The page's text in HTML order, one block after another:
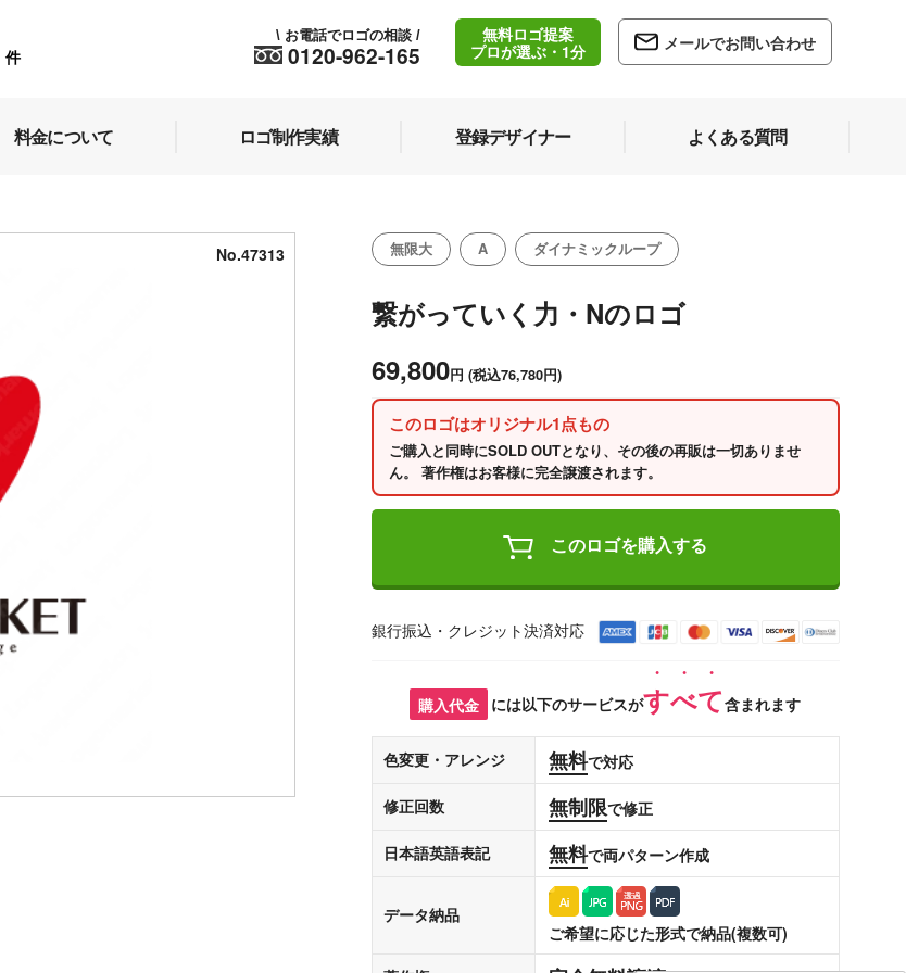
件 0120-962-165
\ お電話でロゴの相談 /
無料ロゴ提案
プロが選ぶ・1分
メールでお問い合わせ
料金について ロゴ制作実績 登録デザイナー よくある質問
No.47313 無限大 A ダイナミックループ
繋がっていく力・Nのロゴ
69,800円 (税込76,780円)
このロゴはオリジナル1点もの
ご購入と同時にSOLD OUTとなり、その後の再販は一切ありませ
ん。 著作権はお客様に完全譲渡されます。
このロゴを購入する
銀行振込・クレジット決済対応
購入代金 には以下のサービスがすべて含まれます
色変更・アレンジ 無料で対応
修正回数 無制限で修正
日本語英語表記 無料で両パターン作成
データ納品
ご希望に応じた形式で納品(複数可)